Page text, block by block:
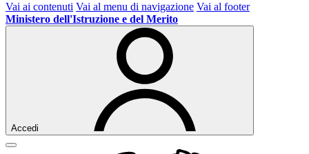
Vai ai contenuti Vai al menu di navigazione Vai al footer
Ministero dell'Istruzione e del Merito
Accedi